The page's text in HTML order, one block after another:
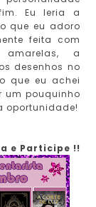
Eu leria a
que eu adoro
feita com
a
desenhos no
que eu achei
um pouquinho
oportunidade!
e Participe !!